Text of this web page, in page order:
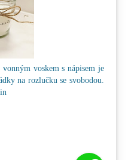
voskem s nápisem je
na rozlučku se svobodou.